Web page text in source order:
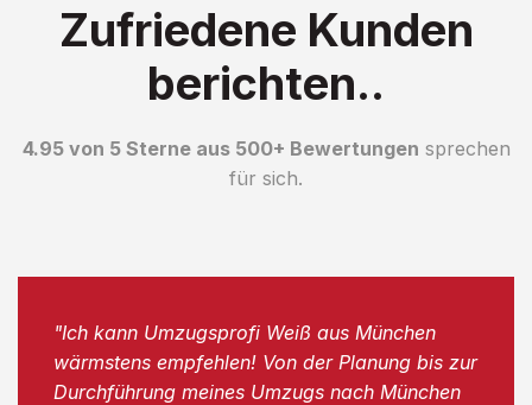
Zufriedene Kunden
berichten..
4.95 von 5 Sterne aus 500+ Bewertungen sprechen
für sich.
"Ich kann Umzugsprofi Weiß aus München
wärmstens empfehlen! Von der Planung bis zur
Durchführung meines Umzugs nach München